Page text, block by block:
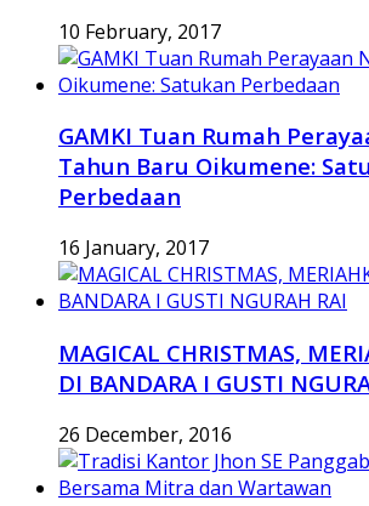
10 February, 2017
GAMKI Tuan Rumah
Tahun Baru Oikumene:
Perbedaan
16 January, 2017
MAGICAL CHRISTMAS,
DI BANDARA I GUSTI
26 December, 2016